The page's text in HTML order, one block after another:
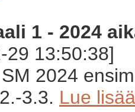
1 - 2024
29 13:50:38]
2024
3.3. Lue lisää